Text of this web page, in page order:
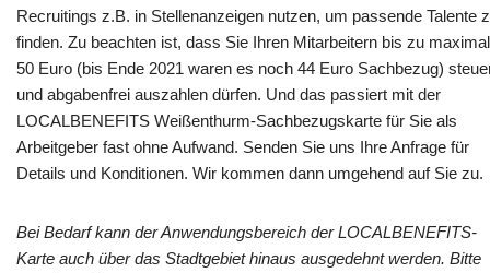
Recruitings z.B. in Stellenanzeigen nutzen, um passende Talente
finden. Zu beachten ist, dass Sie Ihren Mitarbeitern bis zu maximal
50 Euro (bis Ende 2021 waren es noch 44 Euro Sachbezug)
und abgabenfrei auszahlen dürfen. Und das passiert mit der
LOCALBENEFITS Weißenthurm-Sachbezugskarte für Sie als
Arbeitgeber fast ohne Aufwand. Senden Sie uns Ihre Anfrage für
Details und Konditionen. Wir kommen dann umgehend auf Sie zu.
Bei Bedarf kann der Anwendungsbereich der LOCALBENEFITS-
Karte auch über das Stadtgebiet hinaus ausgedehnt werden. Bitte